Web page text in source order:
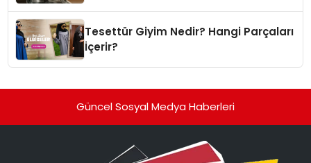
Tesettür Giyim Nedir? Hangi Parçaları
İçerir?
Güncel Sosyal Medya Haberleri